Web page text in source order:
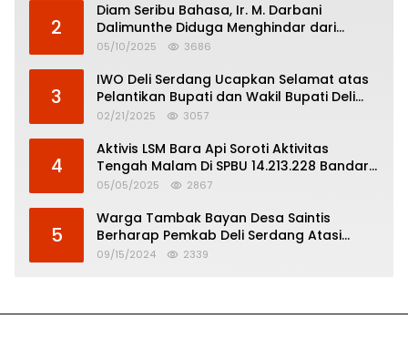
2
Diam Seribu Bahasa, Ir. M. Darbani
Dalimunthe Diduga Menghindar dari
Pertanggungjawaban Politik
05/10/2025 3686
3
IWO Deli Serdang Ucapkan Selamat atas
Pelantikan Bupati dan Wakil Bupati Deli
Serdang
02/21/2025 3057
4
Aktivis LSM Bara Api Soroti Aktivitas
Tengah Malam Di SPBU 14.213.228 Bandar
Tinggi
05/05/2025 2867
5
Warga Tambak Bayan Desa Saintis
Berharap Pemkab Deli Serdang Atasi
Banjir
09/15/2024 2339